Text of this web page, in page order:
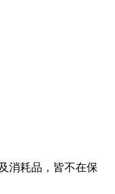
消耗品，皆不在保